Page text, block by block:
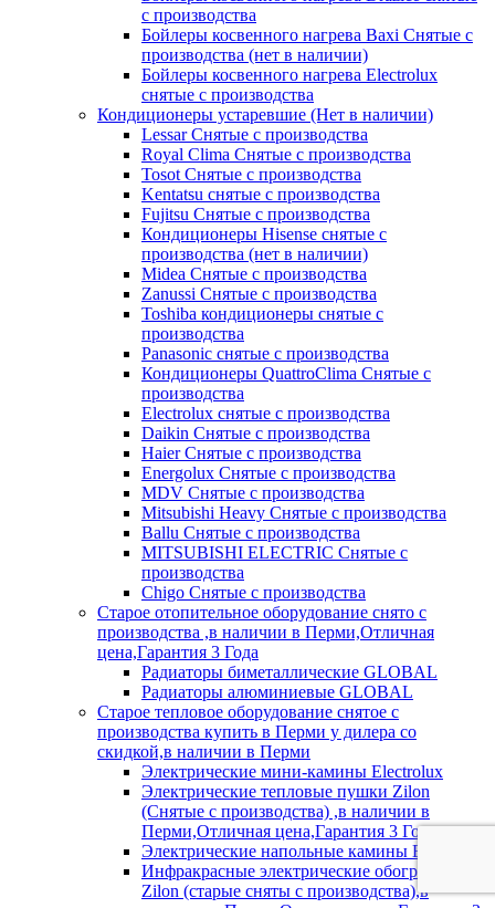
с производства
Бойлеры косвенного нагрева Baxi Снятые с
производства (нет в наличии)
Бойлеры косвенного нагрева Electrolux
снятые с производства
Кондиционеры устаревшие (Нет в наличии)
Lessar Снятые с производства
Royal Clima Снятые с производства
Tosot Снятые с производства
Kentatsu снятые с производства
Fujitsu Снятые с производства
Кондиционеры Hisense снятые с
производства (нет в наличии)
Midea Снятые с производства
Zanussi Снятые с производства
Toshiba кондиционеры снятые с
производства
Panasonic снятые с производства
Кондиционеры QuattroClima Снятые с
производства
Electrolux снятые с производства
Daikin Снятые с производства
Haier Снятые с производства
Energolux Снятые с производства
MDV Снятые с производства
Mitsubishi Heavy Снятые с производства
Ballu Снятые с производства
MITSUBISHI ELECTRIC Снятые с
производства
Chigo Снятые с производства
Старое отопительное оборудование снято с
производства ,в наличии в Перми,Отличная
цена,Гарантия 3 Года
Радиаторы биметаллические GLOBAL
Радиаторы алюминиевые GLOBAL
Старое тепловое оборудование снятое с
производства купить в Перми у дилера со
скидкой,в наличии в Перми
Электрические мини-камины Electrolux
Электрические тепловые пушки Zilon
(Снятые с производства) ,в наличии в
Перми,Отличная цена,Гарантия 3 Года
Электрические напольные камины Electrolux
Инфракрасные электрические обогреватели
Zilon (старые сняты с производства),в